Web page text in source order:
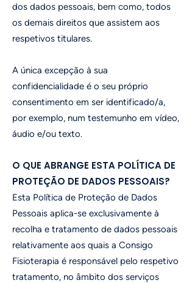
dos dados pessoais, bem como, todos
os demais direitos que assistem aos
respetivos titulares.
A única excepção à sua
confidencialidade é o seu próprio
consentimento em ser identificado/a,
por exemplo, num testemunho em vídeo,
áudio e/ou texto.
O QUE ABRANGE ESTA POLÍTICA DE
PROTEÇÃO DE DADOS PESSOAIS?
Esta Política de Proteção de Dados
Pessoais aplica-se exclusivamente à
recolha e tratamento de dados pessoais
relativamente aos quais a Consigo
Fisioterapia é responsável pelo respetivo
tratamento, no âmbito dos serviços